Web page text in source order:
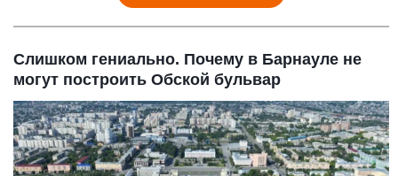
Слишком гениально. Почему в Барнауле не
могут построить Обской бульвар